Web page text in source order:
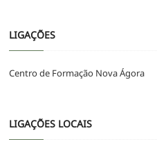
LIGAÇÕES
Centro de Formação Nova Ágora
LIGAÇÕES LOCAIS